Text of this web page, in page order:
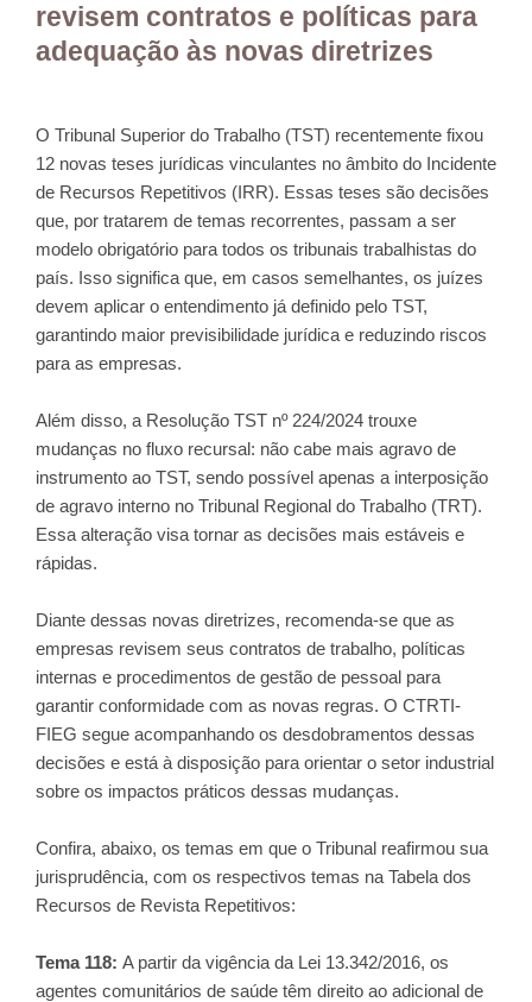
revisem contratos e políticas para
adequação às novas diretrizes
O Tribunal Superior do Trabalho (TST) recentemente fixou
12 novas teses jurídicas vinculantes no âmbito do Incidente
de Recursos Repetitivos (IRR). Essas teses são decisões
que, por tratarem de temas recorrentes, passam a ser
modelo obrigatório para todos os tribunais trabalhistas do
país. Isso significa que, em casos semelhantes, os juízes
devem aplicar o entendimento já definido pelo TST,
garantindo maior previsibilidade jurídica e reduzindo riscos
para as empresas.
Além disso, a Resolução TST nº 224/2024 trouxe
mudanças no fluxo recursal: não cabe mais agravo de
instrumento ao TST, sendo possível apenas a interposição
de agravo interno no Tribunal Regional do Trabalho (TRT).
Essa alteração visa tornar as decisões mais estáveis e
rápidas.
Diante dessas novas diretrizes, recomenda-se que as
empresas revisem seus contratos de trabalho, políticas
internas e procedimentos de gestão de pessoal para
garantir conformidade com as novas regras. O CTRTI-
FIEG segue acompanhando os desdobramentos dessas
decisões e está à disposição para orientar o setor industrial
sobre os impactos práticos dessas mudanças.
Confira, abaixo, os temas em que o Tribunal reafirmou sua
jurisprudência, com os respectivos temas na Tabela dos
Recursos de Revista Repetitivos:
Tema 118: A partir da vigência da Lei 13.342/2016, os
agentes comunitários de saúde têm direito ao adicional de